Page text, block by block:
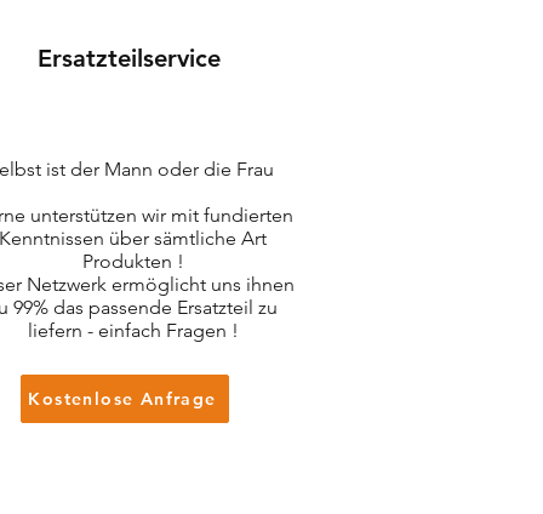
Ersatzteilservice
ist der Mann oder die Frau
unterstützen wir mit fundierten
Kenntnissen über sämtliche Art
Produkten !
Netzwerk ermöglicht uns ihnen
99% das passende Ersatzteil zu
liefern - einfach Fragen !
Kostenlose Anfrage